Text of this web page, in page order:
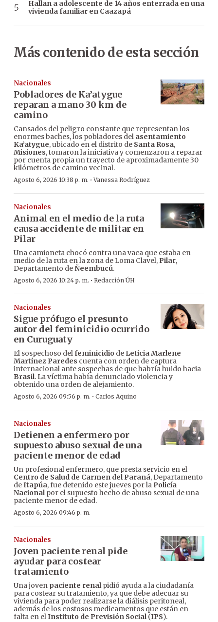
Hallan a adolescente de 14 años enterrada en una
vivienda familiar en Caazapá
Más contenido de esta sección
Nacionales
Pobladores de Ka’atygue
reparan a mano 30 km de
camino
Cansados del peligro constante que representan los
enormes baches, los pobladores del asentamiento
Ka’atygue, ubicado en el distrito de Santa Rosa,
Misiones, tomaron la iniciativa y comenzaron a reparar
por cuenta propia un trayecto de aproximadamente 30
kilómetros de camino vecinal.
Agosto 6, 2026 10:38 p. m. ·Vanessa Rodríguez
Nacionales
Animal en el medio de la ruta
causa accidente de militar en
Pilar
Una camioneta chocó contra una vaca que estaba en
medio de la ruta en la zona de Loma Clavel, Pilar,
Departamento deÑeembucú.
Agosto 6, 2026 10:24 p. m. · Redacción ÚH
Nacionales
Sigue prófugo el presunto
autor del feminicidio ocurrido
en Curuguaty
El sospechoso delfeminicidio de Leticia Marlene
Martínez Paredes cuenta con orden de captura
internacional ante sospechas de que habría huido hacia
Brasil. La víctima había denunciado violencia y
obtenido una orden de alejamiento.
Agosto 6, 2026 09:56 p. m. · Carlos Aquino
Nacionales
Detienen a enfermero por
supuesto abuso sexual de una
paciente menor de edad
Un profesional enfermero, que presta servicio en el
Centro de Salud de Carmen del Paraná, Departamento
deItapúa, fue detenido este jueves por la Policía
Nacionalpor el supuesto hecho de abuso sexual de una
paciente menor de edad.
Agosto 6, 2026 09:46 p. m.
Nacionales
Joven paciente renal pide
ayudar para costear
tratamiento
Una joven paciente renalpidió ayuda a la ciudadanía
para costear su tratamiento, ya que debe adecuar su
vivienda para poder realizarse la diálisis peritoneal,
además de los costosos medicamentos que están en
falta en elInstituto de Previsión Social(IPS).